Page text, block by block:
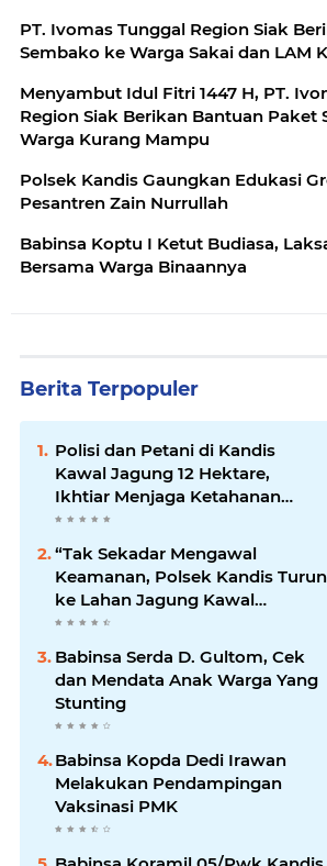
PT. Ivomas Tunggal Region Siak
Sembako ke Warga Sakai dan LAM
Menyambut Idul Fitri 1447 H, PT.
Region Siak Berikan Bantuan Paket
Warga Kurang Mampu
Polsek Kandis Gaungkan Edukasi
Pesantren Zain Nurrullah
Babinsa Koptu I Ketut Budiasa,
Bersama Warga Binaannya
Berita Terpopuler
Polisi dan Petani di Kandis
Kawal Jagung 12 Hektare,
Ikhtiar Menjaga Ketahanan
Pangan
“Tak Sekadar Mengawal
Keamanan, Polsek Kandis Turun
ke Lahan Jagung Kawal
Ketahanan Pangan
Babinsa Serda D. Gultom, Cek
dan Mendata Anak Warga Yang
Stunting
Babinsa Kopda Dedi Irawan
Melakukan Pendampingan
Vaksinasi PMK